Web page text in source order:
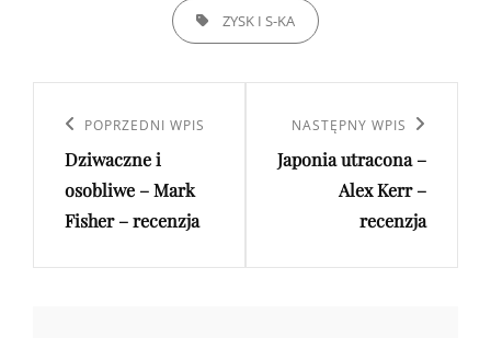
TAGS, ZYSK I S-KA
wpisu
Poprzedni
wpis
POPRZEDNI WPIS
Dziwaczne i
osobliwe – Mark
Fisher – recenzja
Następny
wpis
NASTĘPNY WPIS
Japonia utracona –
Alex Kerr –
recenzja